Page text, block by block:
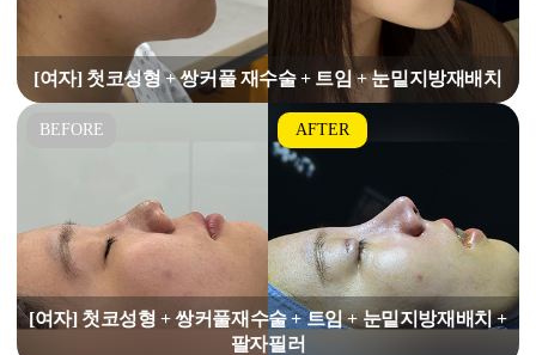
[여자] 첫코성형 + 쌍커풀 재수술 + 트임 + 눈밑지방재배치
[여자] 첫코성형 + 쌍커풀재수술 + 트임 + 눈밑지방재배치 +
팔자필러